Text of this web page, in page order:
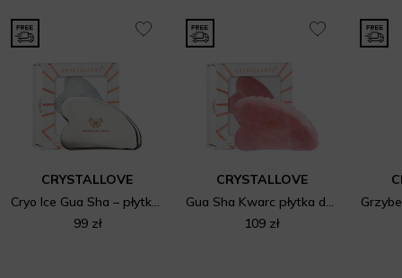
CRYSTALLOVE
Cryo Ice Gua Sha – płytka do masażu twarzy gua sha ze stali nierdzewnej
99 zł
CRYSTALLOVE
Gua Sha Kwarc płytka do masażu twarzy
109 zł